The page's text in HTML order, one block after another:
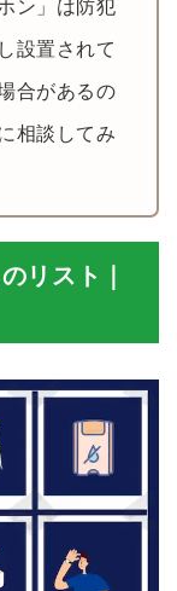
ン」は防犯
設置されて
合があるの
相談してみ
リスト｜